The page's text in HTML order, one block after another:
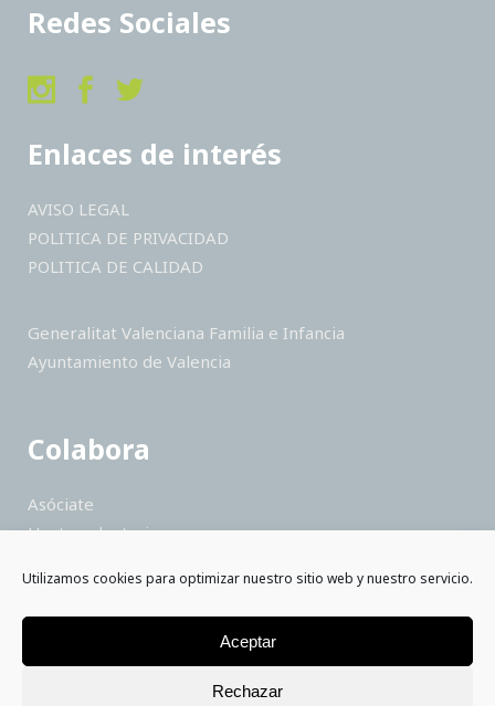
Utilizamos cookies para optimizar nuestro sitio web y nuestro servicio.
Aceptar
Rechazar
Redes Sociales
Enlaces de interés
AVISO LEGAL
POLITICA DE PRIVACIDAD
POLITICA DE CALIDAD
Generalitat Valenciana Familia e Infancia
Ayuntamiento de Valencia
Colabora
Asóciate
Hazte voluntario
Colabora como empresa
Saber más